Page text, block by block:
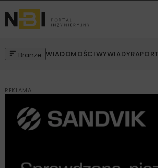
Branże WIADOMOŚCIWYWIADY
REKLAMA